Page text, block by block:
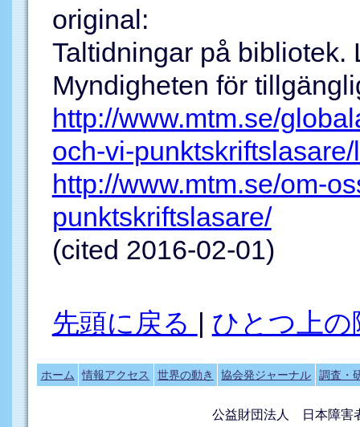
original:
Taltidningar på bibliotek.
Myndigheten för
http://www.mtm.se/
och-vi-
http://www.mtm.se/om-
punktskriftslasare/
(cited 2016-02-01)
先頭に戻る ひとつ上の
ホーム 情報アクセス 世界の動き 協会発ジャーナル 調査・
公益財団法人 日本障害